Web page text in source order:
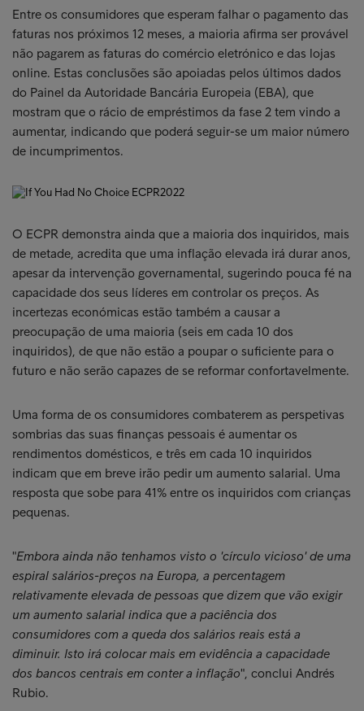
Entre os consumidores que esperam falhar o pagamento das
faturas nos próximos 12 meses, a maioria afirma ser provável
não pagarem as faturas do comércio eletrónico e das lojas
online. Estas conclusões são apoiadas pelos últimos dados
do Painel da Autoridade Bancária Europeia (EBA), que
mostram que o rácio de empréstimos da fase 2 tem vindo a
aumentar, indicando que poderá seguir-se um maior número
de incumprimentos.
O ECPR demonstra ainda que a maioria dos inquiridos, mais
de metade, acredita que uma inflação elevada irá durar anos,
apesar da intervenção governamental, sugerindo pouca fé na
capacidade dos seus líderes em controlar os preços. As
incertezas económicas estão também a causar a
preocupação de uma maioria (seis em cada 10 dos
inquiridos), de que não estão a poupar o suficiente para o
futuro e não serão capazes de se reformar confortavelmente.
Uma forma de os consumidores combaterem as perspetivas
sombrias das suas finanças pessoais é aumentar os
rendimentos domésticos, e três em cada 10 inquiridos
indicam que em breve irão pedir um aumento salarial. Uma
resposta que sobe para 41% entre os inquiridos com crianças
pequenas.
"Embora ainda não tenhamos visto o 'círculo vicioso' de uma
espiral salários-preços na Europa, a percentagem
relativamente elevada de pessoas que dizem que vão exigir
um aumento salarial indica que a paciência dos
consumidores com a queda dos salários reais está a
diminuir. Isto irá colocar mais em evidência a capacidade
dos bancos centrais em conter a inflação", conclui Andrés
Rubio.